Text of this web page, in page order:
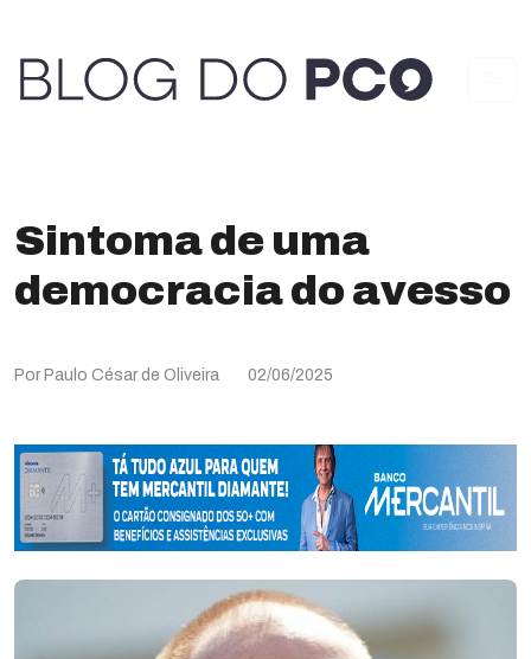
Sintoma de uma
democracia do avesso
Por Paulo César de Oliveira 02/06/2025